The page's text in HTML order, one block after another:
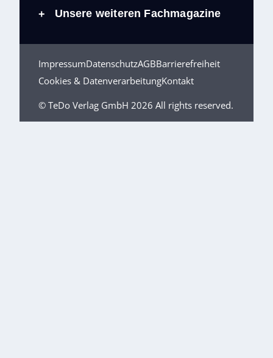
+ Unsere weiteren Fachmagazine
ImpressumDatenschutzAGBBarrierefreiheit
Cookies & DatenverarbeitungKontakt
© TeDo Verlag GmbH 2026 All rights reserved.